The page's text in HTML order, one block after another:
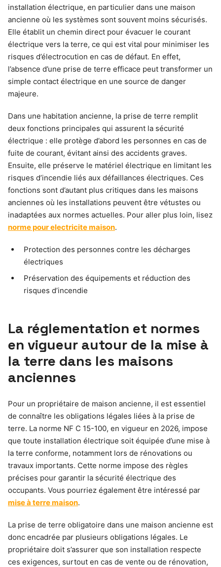
installation électrique, en particulier dans une maison
ancienne où les systèmes sont souvent moins sécurisés.
Elle établit un chemin direct pour évacuer le courant
électrique vers la terre, ce qui est vital pour minimiser les
risques d’électrocution en cas de défaut. En effet,
l’absence d’une prise de terre efficace peut transformer un
simple contact électrique en une source de danger
majeure.
Dans une habitation ancienne, la prise de terre remplit
deux fonctions principales qui assurent la sécurité
électrique : elle protège d’abord les personnes en cas de
fuite de courant, évitant ainsi des accidents graves.
Ensuite, elle préserve le matériel électrique en limitant les
risques d’incendie liés aux défaillances électriques. Ces
fonctions sont d’autant plus critiques dans les maisons
anciennes où les installations peuvent être vétustes ou
inadaptées aux normes actuelles. Pour aller plus loin, lisez
norme pour electricite maison.
Protection des personnes contre les décharges
électriques
Préservation des équipements et réduction des
risques d’incendie
La réglementation et normes
en vigueur autour de la mise à
la terre dans les maisons
anciennes
Pour un propriétaire de maison ancienne, il est essentiel
de connaître les obligations légales liées à la prise de
terre. La norme NF C 15-100, en vigueur en 2026, impose
que toute installation électrique soit équipée d’une mise à
la terre conforme, notamment lors de rénovations ou
travaux importants. Cette norme impose des règles
précises pour garantir la sécurité électrique des
occupants. Vous pourriez également être intéressé par
mise à terre maison.
La prise de terre obligatoire dans une maison ancienne est
donc encadrée par plusieurs obligations légales. Le
propriétaire doit s’assurer que son installation respecte
ces exigences, surtout en cas de vente ou de rénovation,